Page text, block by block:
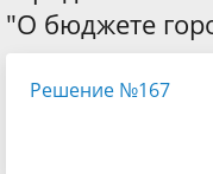
"О бюджете
Решение №167